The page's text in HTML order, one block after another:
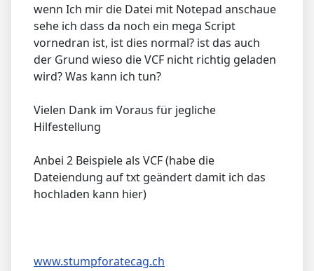
wenn Ich mir die Datei mit Notepad anschaue
sehe ich dass da noch ein mega Script
vornedran ist, ist dies normal? ist das auch
der Grund wieso die VCF nicht richtig geladen
wird? Was kann ich tun?
Vielen Dank im Voraus für jegliche
Hilfestellung
Anbei 2 Beispiele als VCF (habe die
Dateiendung auf txt geändert damit ich das
hochladen kann hier)
www.stumpforatecag.ch